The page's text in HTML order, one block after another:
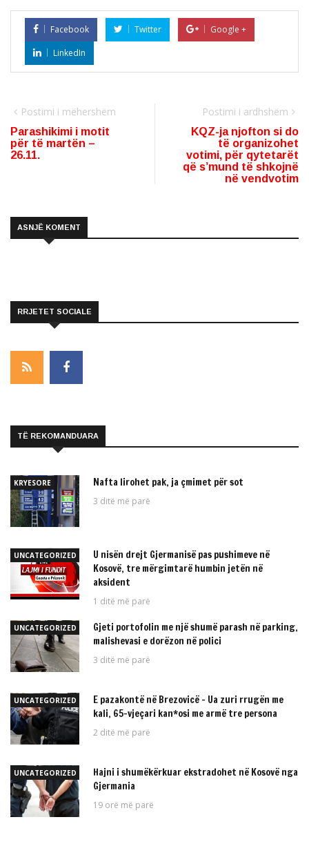
Facebook Twitter
Google +
LinkedIn
Postimi i mëhershëm
Parashikimi i motit
për të martën –
26.11.
Postimi i ardhshëm
KQZ-ja njofton si do
të organizohet
votimi, për qytetarët
që s’mund të shkojnë
në vendvotim
ASNJË KOMENT
RRJETET SOCIALE
TË REKOMANDUARA
KRYESORE Nafta lirohet pak, ja çmimet për sot
3 ditë më parë
UNCATEGORIZED
U nisën drejt Gjermanisë pas pushimeve në
Kosovë, tre mërgimtarë humbin jetën në
aksident
1 ditë më parë
UNCATEGORIZED
Gjeti portofolin me një shumë parash në parking,
malishevasi e dorëzon në polici
3 ditë më parë
UNCATEGORIZED
E pazakontë në Brezovicë – Ua zuri rrugën me
kali, 65-vjeçari kan*osi me armë tre persona
2 ditë më parë
UNCATEGORIZED
Hajni i shumëkërkuar ekstradohet në Kosovë nga
Gjermania
19 orë më parë